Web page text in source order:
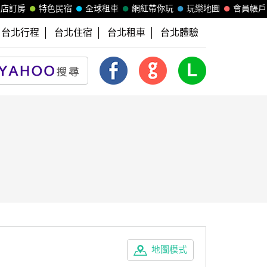
會員帳戶
玩樂地圖
網紅帶你玩
全球租車
特色民宿
訂房
台北行程 台北住宿 台北租車 台北體驗
地圖模式